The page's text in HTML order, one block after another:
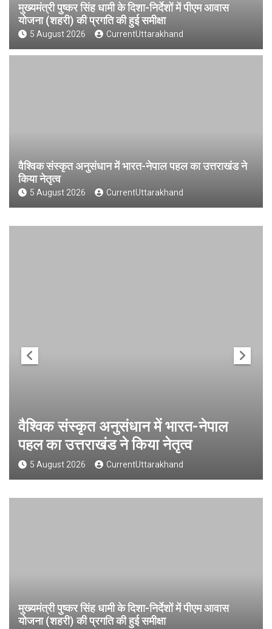
मुख्यमंत्री पुष्कर सिंह धामी के दिशा-निर्देशों में पीएम आवास
योजना (शहरी) की प्रगति की हुई समीक्षा
5 August 2026 CurrentUttarakhand
वैश्विक संस्कृत अनुसंधान में भारत-नेपाल पहल का उत्तराखंड ने
किया नेतृत्व
5 August 2026 CurrentUttarakhand
वैश्विक संस्कृत अनुसंधान में भारत-नेपाल
पहल का उत्तराखंड ने किया नेतृत्व
5 August 2026 CurrentUttarakhand
मुख्यमंत्री पुष्कर सिंह धामी के दिशा-निर्देशों में पीएम आवास
योजना (शहरी) की प्रगति की हुई समीक्षा